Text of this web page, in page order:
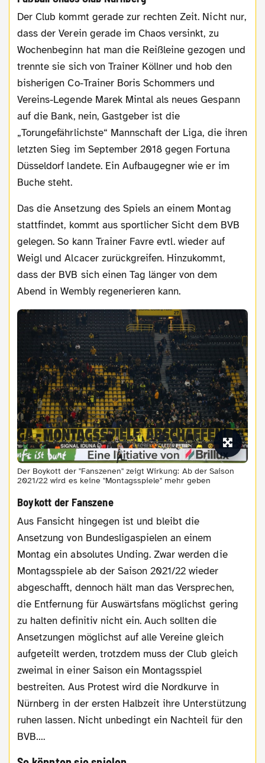
Der Club kommt gerade zur rechten Zeit. Nicht nur,
dass der Verein gerade im Chaos versinkt, zu
Wochenbeginn hat man die Reißleine gezogen und
trennte sie sich von Trainer Köllner und hob den
bisherigen Co-Trainer Boris Schommers und
Vereins-Legende Marek Mintal als neues Gespann
auf die Bank, nein, Gastgeber ist die
„Torungefährlichste“ Mannschaft der Liga, die ihren
letzten Sieg im September 2018 gegen Fortuna
Düsseldorf landete. Ein Aufbaugegner wie er im
Buche steht.
Das die Ansetzung des Spiels an einem Montag
stattfindet, kommt aus sportlicher Sicht dem BVB
gelegen. So kann Trainer Favre evtl. wieder auf
Weigl und Alcacer zurückgreifen. Hinzukommt,
dass der BVB sich einen Tag länger von dem
Abend in Wembly regenerieren kann.
Der Boykott der "Fanszenen" zeigt Wirkung: Ab der Saison
2021/22 wird es keine "Montagsspiele" mehr geben
Boykott der Fanszene
Aus Fansicht hingegen ist und bleibt die
Ansetzung von Bundesligaspielen an einem
Montag ein absolutes Unding. Zwar werden die
Montagsspiele ab der Saison 2021/22 wieder
abgeschafft, dennoch hält man das Versprechen,
die Entfernung für Auswärtsfans möglichst gering
zu halten definitiv nicht ein. Auch sollten die
Ansetzungen möglichst auf alle Vereine gleich
aufgeteilt werden, trotzdem muss der Club gleich
zweimal in einer Saison ein Montagsspiel
bestreiten. Aus Protest wird die Nordkurve in
Nürnberg in der ersten Halbzeit ihre Unterstützung
ruhen lassen. Nicht unbedingt ein Nachteil für den
BVB….